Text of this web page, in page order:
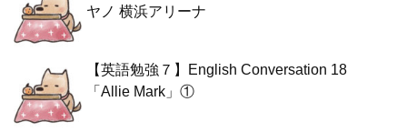
ヤノ 横浜アリーナ
【英語勉強７】English Conversation 18
「Allie Mark」①